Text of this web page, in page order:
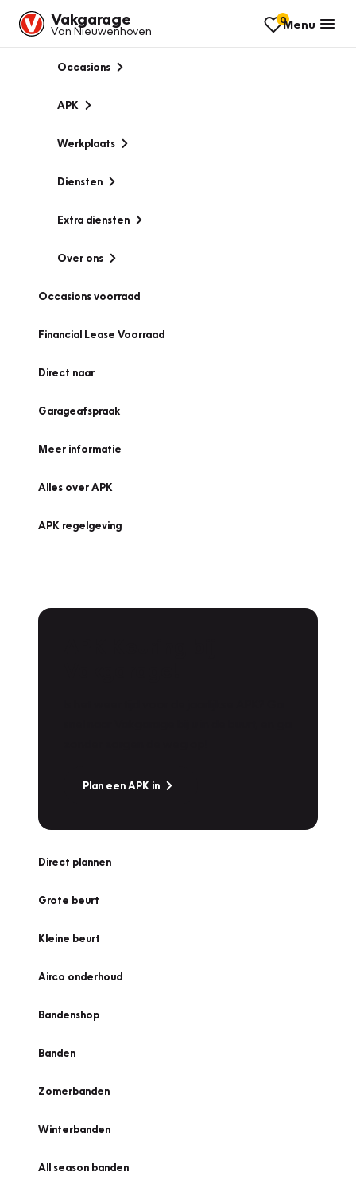
Vakgarage
Van Nieuwenhoven
0Menu
Occasions
APK
Werkplaats
Diensten
Extra diensten
Over ons
Occasions voorraad
Financial Lease Voorraad
Direct naar
Garageafspraak
Meer informatie
Alles over APK
APK regelgeving
Plan een APK in
Direct plannen
Grote beurt
Kleine beurt
Airco onderhoud
Bandenshop
Banden
Zomerbanden
Winterbanden
All season banden